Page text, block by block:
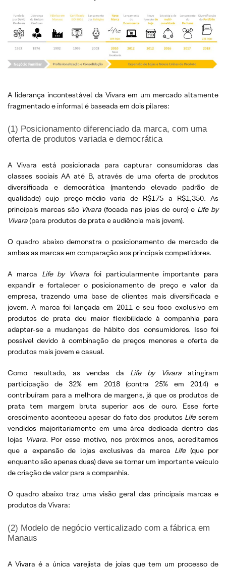
A liderança incontestável da Vivara em um mercado altamente
fragmentado e informal é baseada em dois pilares:
(1) Posicionamento diferenciado da marca, com uma
oferta de produtos variada e democrática
A Vivara está posicionada para capturar consumidoras das
classes sociais AA até B, através de uma oferta de produtos
diversificada e democrática (mantendo elevado padrão de
qualidade) cujo preço-médio varia de R$175 a R$1,350. As
principais marcas são Vivara (focada nas joias de ouro) e Life by
Vivara(para produtos de prata e audiência mais jovem).
O quadro abaixo demonstra o posicionamento de mercado de
ambas as marcas em comparação aos principais competidores.
A marca Life by Vivara foi particularmente importante para
expandir e fortalecer o posicionamento de preço e valor da
empresa, trazendo uma base de clientes mais diversificada e
jovem. A marca foi lançada em 2011 e seu foco exclusivo em
produtos de prata deu maior flexibilidade à companhia para
adaptar-se a mudanças de hábito dos consumidores. Isso foi
possível devido à combinação de preços menores e oferta de
produtos mais jovem e casual.
Como resultado, as vendas da Life by Vivaraatingiram
participação de 32% em 2018 (contra 25% em 2014) e
contribuíram para a melhora de margens, já que os produtos de
prata tem margem bruta superior aos de ouro. Esse forte
crescimento aconteceu apesar do fato dos produtos Lifeserem
vendidos majoritariamente em uma área dedicada dentro das
lojas Vivara. Por esse motivo, nos próximos anos, acreditamos
que a expansão de lojas exclusivas da marca Life(que por
enquanto são apenas duas) deve se tornar um importante veículo
de criação de valor para a companhia.
O quadro abaixo traz uma visão geral das principais marcas e
produtos da Vivara:
(2) Modelo de negócio verticalizado com a fábrica em
Manaus
A Vivara é a única varejista de joias que tem um processo de